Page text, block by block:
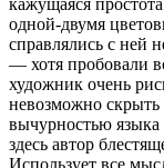
кажущаяся
одной-двумя
справлялись с ней
— хотя пробовали
художник очень
невозможно скрыть
вычурностью языка
здесь автор